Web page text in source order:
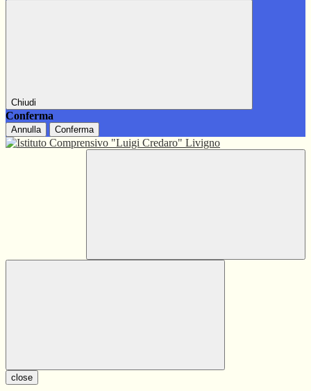
Chiudi
Conferma
Annulla Conferma
close